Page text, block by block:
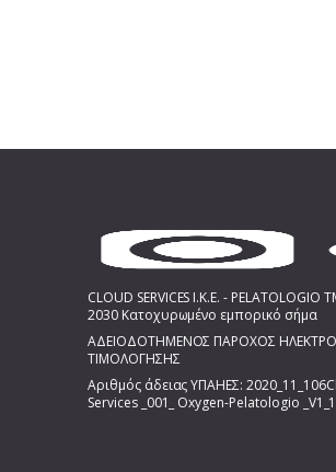
CLOUD SERVICES I.K.E. - PELATOLOGIO
2030 Κατοχυρωμένο εμπορικό σήμα
ΑΔΕΙΟΔΟΤΗΜΕΝΟΣ ΠΑΡΟΧΟΣ
ΤΙΜΟΛΟΓΗΣΗΣ
Αριθμός άδειας ΥΠΑΗΕΣ:
Services _001_ Oxygen-Pelatologio